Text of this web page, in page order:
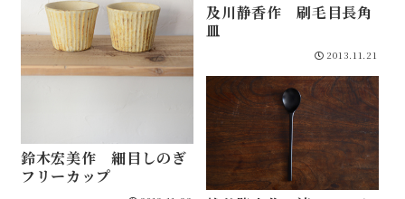
鈴木宏美作 細目しのぎ
フリーカップ
及川静香作 刷毛目長角
皿
2013.11.21